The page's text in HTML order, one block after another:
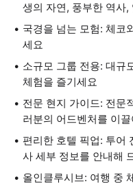
생의 자연, 풍부한 역사
국경을 넘는 모험: 체코
세요
소규모 그룹 전용: 대규
체험을 즐기세요
전문 현지 가이드: 전문
러분의 어드벤처를 이
편리한 호텔 픽업: 투어
사 세부 정보를 안내해
올인클루시브: 여행 중